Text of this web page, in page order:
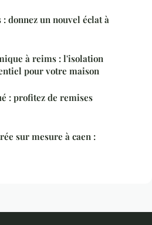
donnez un nouvel éclat à
à reims : l'isolation
pour votre maison
: profitez de remises
sur mesure à caen :